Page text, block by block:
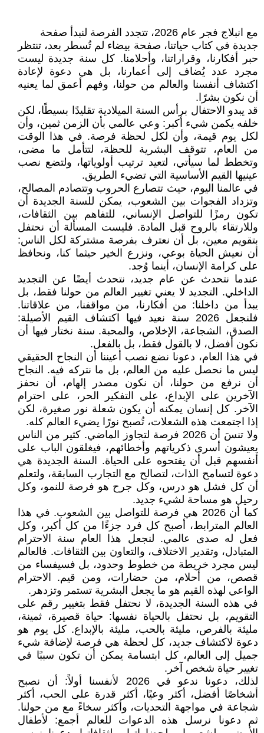
مع انبلاج فجر عام 2026، تتجدد الفرصة لنبدأ صفحة
جديدة في كتاب حياتنا، صفحة بيضاء لم تُسطر بعد، تنتظر
حبر أفكارنا، وقراراتنا، وأحلامنا. كل سنة جديدة ليست
مجرد عدد يُضاف إلى أعمارنا، بل هي دعوة لإعادة
اكتشاف أنفسنا والعالم من حولنا، وفهم أعمق لما يعنيه
أن نكون بشرًا.
قد يبدو الاحتفال برأس السنة الميلادية تقليدًا بسيطًا، لكن
خلفه يكمن شيء أكبر: وعي عالمي بأن الزمن ثمين، وأن
لكل يوم قيمة، وأن لكل لحظة فرصة. في هذا الوقت
من العام، تتوقف البشرية للحظة، لتتأمل ما مضى،
وتخطط لما سيأتي، لتعيد ترتيب أولوياتها، ولتضع نصب
عينيها القيم الأساسية التي تضيء الطريق.
في عالمنا اليوم، حيث تتصارع الحروب وتتصادم المصالح،
وتزداد الفجوات بين الشعوب، يمكن للسنة الجديدة أن
تكون رمزًا للتواصل الإنساني، للتفاهم بين الثقافات،
وللارتقاء بالروح قبل المادة. فليست المسألة أن نحتفل
بتقويم معين، بل أن نعترف بفرصة مشتركة لكل الناس:
أن نعيش الحياة بوعي، ونزرع الخير حيثما كنا، ونحافظ
على كرامة الإنسان، أينما وُجد.
عندما نتحدث عن عام جديد، نتحدث أيضًا عن التجديد
الداخلي. التجديد لا يعني تغيير العالم من حولنا فقط، بل
يبدأ من داخلنا: من أفكارنا، من مواقفنا، من علاقاتنا.
فلنجعل 2026 سنة نعيد فيها اكتشاف القيم الأصيلة:
الصدق، الشجاعة، الإخلاص، والمحبة. سنة نختار فيها أن
نكون أفضل، لا بالقول فقط، بل بالفعل.
في هذا العام، دعونا نضع نصب أعيننا أن النجاح الحقيقي
ليس ما نحصل عليه من العالم، بل ما نتركه فيه. النجاح
أن نرفع من حولنا، أن نكون مصدر إلهام، أن نحفز
الآخرين على الإبداع، على التفكير الحر، على احترام
الآخر. كل إنسان يمكنه أن يكون شعلة نور صغيرة، لكن
إذا اجتمعت هذه الشعلات، تُصبح نورًا يضيء العالم كله.
ولا تنسَ أن 2026 فرصة لتجاوز الماضي. كثير من الناس
يعيشون أسرى ذكرياتهم وأخطائهم، فيغلقون الباب على
أنفسهم قبل أن يفتحوه على الحياة. السنة الجديدة هي
دعوة لتسامح الذات، لتصالح مع التجارب السابقة، ولتعلم
أن كل فشل هو درس، وكل جرح هو فرصة للنمو، وكل
رحيل هو مساحة لشيء جديد.
كما أن 2026 هي فرصة للتواصل بين الشعوب. في هذا
العالم المترابط، أصبح كل فرد جزءًا من كل أكبر، وكل
فعل له صدى عالمي. لنجعل هذا العام سنة الاحترام
المتبادل، وتقدير الاختلاف، والتعاون بين الثقافات. فالعالم
ليس مجرد خريطة من خطوط وحدود، بل فسيفساء من
قصص، من أحلام، من حضارات، ومن قيم. الاحترام
الواعي لهذه القيم هو ما يجعل البشرية تستمر وتزدهر.
في هذه السنة الجديدة، لا نحتفل فقط بتغيير رقم على
التقويم، بل نحتفل بالحياة نفسها: حياة قصيرة، ثمينة،
مليئة بالفرص، مليئة بالحب، مليئة بالإبداع. كل يوم هو
دعوة لاكتشاف جديد، كل لحظة هي فرصة لإضافة شيء
جميل إلى العالم، كل ابتسامة يمكن أن تكون سببًا في
تغيير حياة شخص آخر.
لذلك، دعونا ندعو في 2026 لأنفسنا أولاً: أن نصبح
أشخاصًا أفضل، أكثر وعيًا، أكثر قدرة على الحب، أكثر
شجاعة في مواجهة التحديات، وأكثر سخاءً مع من حولنا.
ثم دعونا نرسل هذه الدعوات للعالم أجمع: لأطفال